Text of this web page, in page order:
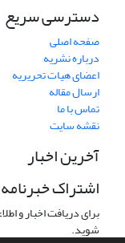
دسترسی سریع
صفحه اصلی
درباره نشریه
اعضای هیات تحریریه
ارسال مقاله
تماس با ما
نقشه سایت
آخرین اخبار
اشتراک خبرنامه
برای دریافت اخبار و
شوید.